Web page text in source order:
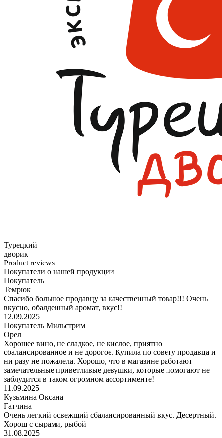
Турецкий
дворик
Product reviews
Покупатели о нашей продукции
Покупатель
Темрюк
Спасибо большое продавцу за качественный товар!!! Очень
вкусно, обалденный аромат, вкус!!
12.09.2025
Покупатель Мильстрим
Орел
Хорошее вино, не сладкое, не кислое, приятно
сбалансированное и не дорогое. Купила по совету продавца и
ни разу не пожалела. Хорошо, что в магазине работают
замечательные приветливые девушки, которые помогают не
заблудится в таком огромном ассортименте!
11.09.2025
Кузьмина Оксана
Гатчина
Очень легкий освежщий сбалансированный вкус. Десертный.
Хорош с сырами, рыбой
31.08.2025